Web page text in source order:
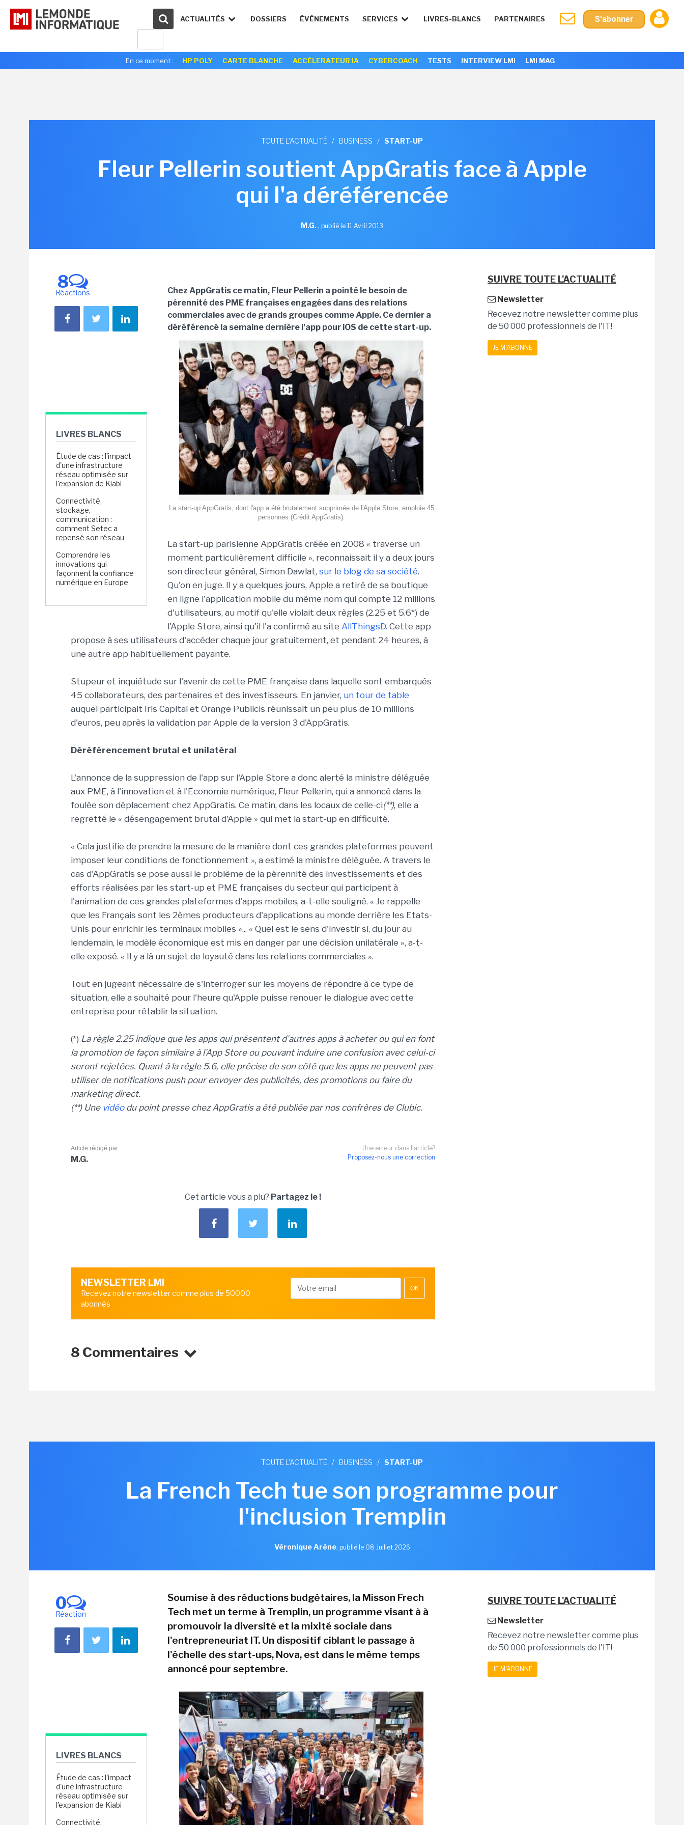
ACTUALITÉS DOSSIERS ÉVÉNEMENTS SERVICES LIVRES-BLANCS PARTENAIRES S'abonner
En ce moment : HP POLY CARTE BLANCHE ACCÉLERATEUR IA CYBERCOACH TESTS INTERVIEW LMI LMI MAG
TOUTE L'ACTUALITÉ / BUSINESS / START-UP
Fleur Pellerin soutient AppGratis face à Apple
qui l'a déréférencée
M.G., publié le 11 Avril 2013
8
Réactions
LIVRES BLANCS
Étude de cas : l'impact
d'une infrastructure
réseau optimisée sur
l'expansion de Kiabi
Connectivité,
stockage,
communication :
comment Setec a
repensé son réseau
Comprendre les
innovations qui
façonnent la confiance
numérique en Europe
Chez AppGratis ce matin, Fleur Pellerin a pointé le besoin de
pérennité des PME françaises engagées dans des relations
commerciales avec de grands groupes comme Apple. Ce dernier a
déréférencé la semaine dernière l'app pour iOS de cette start-up.
La start-up AppGratis, dont l'app a été brutalement supprimée de l'Apple Store, emploie 45
personnes (Crédit AppGratis).
La start-up parisienne AppGratis créée en 2008 « traverse un
moment particulièrement difficile », reconnaissait il y a deux jours
son directeur général, Simon Dawlat, sur le blog de sa société.
Qu'on en juge. Il y a quelques jours, Apple a retiré de sa boutique
en ligne l'application mobile du même nom qui compte 12 millions
d'utilisateurs, au motif qu'elle violait deux règles (2.25 et 5.6*) de
l'Apple Store, ainsi qu'il l'a confirmé au site AllThingsD. Cette app
propose à ses utilisateurs d'accéder chaque jour gratuitement, et pendant 24 heures, à
une autre app habituellement payante.
Stupeur et inquiétude sur l'avenir de cette PME française dans laquelle sont embarqués
45 collaborateurs, des partenaires et des investisseurs. En janvier, un tour de table
auquel participait Iris Capital et Orange Publicis réunissait un peu plus de 10 millions
d'euros, peu après la validation par Apple de la version 3 d'AppGratis.
Déréférencement brutal et unilatéral
L'annonce de la suppression de l'app sur l'Apple Store a donc alerté la ministre déléguée
aux PME, à l'innovation et à l'Economie numérique, Fleur Pellerin, qui a annoncé dans la
foulée son déplacement chez AppGratis. Ce matin, dans les locaux de celle-ci(**), elle a
regretté le « désengagement brutal d'Apple » qui met la start-up en difficulté.
« Cela justifie de prendre la mesure de la manière dont ces grandes plateformes peuvent
imposer leur conditions de fonctionnement », a estimé la ministre déléguée. A travers le
cas d'AppGratis se pose aussi le problème de la pérennité des investissements et des
efforts réalisées par les start-up et PME françaises du secteur qui participent à
l'animation de ces grandes plateformes d'apps mobiles, a-t-elle souligné. « Je rappelle
que les Français sont les 2èmes producteurs d'applications au monde derrière les Etats-
Unis pour enrichir les terminaux mobiles »... « Quel est le sens d'investir si, du jour au
lendemain, le modèle économique est mis en danger par une décision unilatérale », a-t-
elle exposé. « Il y a là un sujet de loyauté dans les relations commerciales ».
Tout en jugeant nécessaire de s'interroger sur les moyens de répondre à ce type de
situation, elle a souhaité pour l'heure qu'Apple puisse renouer le dialogue avec cette
entreprise pour rétablir la situation.
(*) La règle 2.25 indique que les apps qui présentent d'autres apps à acheter ou qui en font
la promotion de façon similaire à l'App Store ou pouvant induire une confusion avec celui-ci
seront rejetées. Quant à larègle 5.6, elle précise de son côté que les apps ne peuvent pas
utiliser de notifications push pour envoyer des publicités, des promotions ou faire du
marketing direct.
(**) Une vidéodu point presse chez AppGratis a été publiée par nos confrères de Clubic.
Une erreur dans l'article?
Proposez-nous une correction
Article rédigé par
M.G.
Cet article vous a plu? Partagez le !
NEWSLETTER LMI
Recevez notre newsletter comme plus de 50000
abonnés
OK
8 Commentaires
SUIVRE TOUTE L'ACTUALITÉ
Newsletter
Recevez notre newsletter comme plus
de 50 000 professionnels de l'IT!
JE M'ABONNE
TOUTE L'ACTUALITÉ / BUSINESS / START-UP
La French Tech tue son programme pour
l'inclusion Tremplin
Véronique Arène, publié le 08 Juillet 2026
0
Réaction
LIVRES BLANCS
Étude de cas : l'impact
d'une infrastructure
réseau optimisée sur
l'expansion de Kiabi
Connectivité,
Soumise à des réductions budgétaires, la Misson Frech
Tech met un terme à Tremplin, un programme visant à à
promouvoir la diversité et la mixité sociale dans
l'entrepreneuriat IT. Un dispositif ciblant le passage à
l'échelle des start-ups, Nova, est dans le même temps
annoncé pour septembre.
SUIVRE TOUTE L'ACTUALITÉ
Newsletter
Recevez notre newsletter comme plus
de 50 000 professionnels de l'IT!
JE M'ABONNE